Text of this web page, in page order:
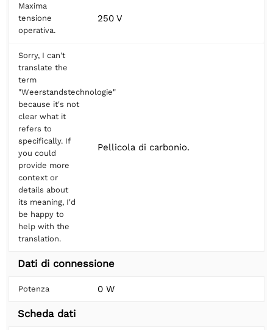
Maxima
tensione
operativa.
250 V
Sorry, I can't
translate the
term
"Weerstandstechnologie"
because it's not
clear what it
refers to
specifically. If
you could
provide more
context or
details about
its meaning, I'd
be happy to
help with the
translation.
Pellicola di carbonio.
Dati di connessione
Potenza 0 W
Scheda dati